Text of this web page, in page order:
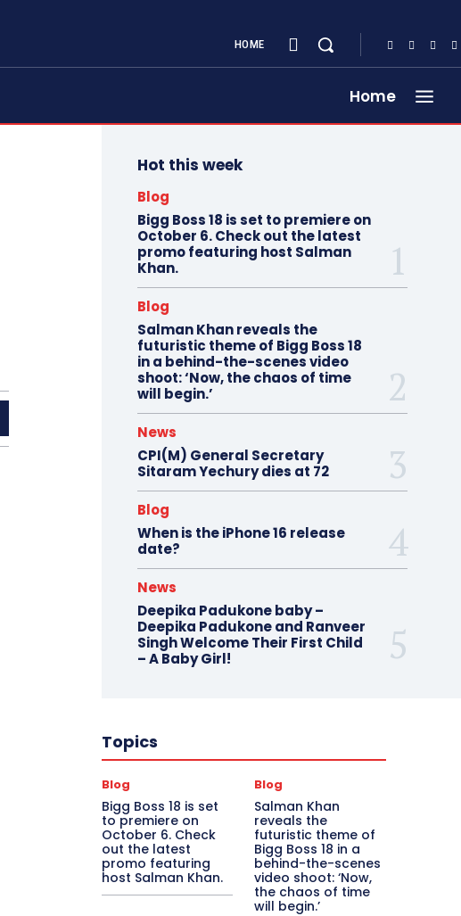
HOME
Home
Hot this week
Blog
Bigg Boss 18 is set to premiere on
October 6. Check out the latest
promo featuring host Salman
Khan.
Blog
Salman Khan reveals the
futuristic theme of Bigg Boss 18
in a behind-the-scenes video
shoot: ‘Now, the chaos of time
will begin.’
News
CPI(M) General Secretary
Sitaram Yechury dies at 72
Blog
When is the iPhone 16 release
date?
News
Deepika Padukone baby –
Deepika Padukone and Ranveer
Singh Welcome Their First Child
– A Baby Girl!
Topics
Blog
Bigg Boss 18 is set
to premiere on
October 6. Check
out the latest
promo featuring
host Salman Khan.
Blog
Salman Khan
reveals the
futuristic theme of
Bigg Boss 18 in a
behind-the-scenes
video shoot: ‘Now,
the chaos of time
will begin.’